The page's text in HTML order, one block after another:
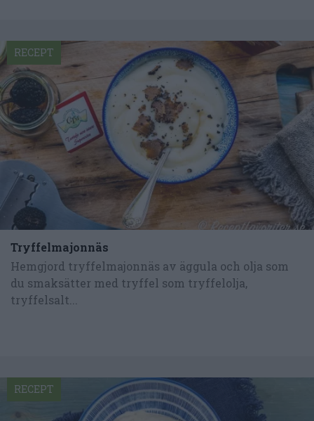
Tryffelmajonnäs
Hemgjord tryffelmajonnäs av äggula och olja som
du smaksätter med tryffel som tryffelolja,
tryffelsalt...
RECEPT
RECEPT